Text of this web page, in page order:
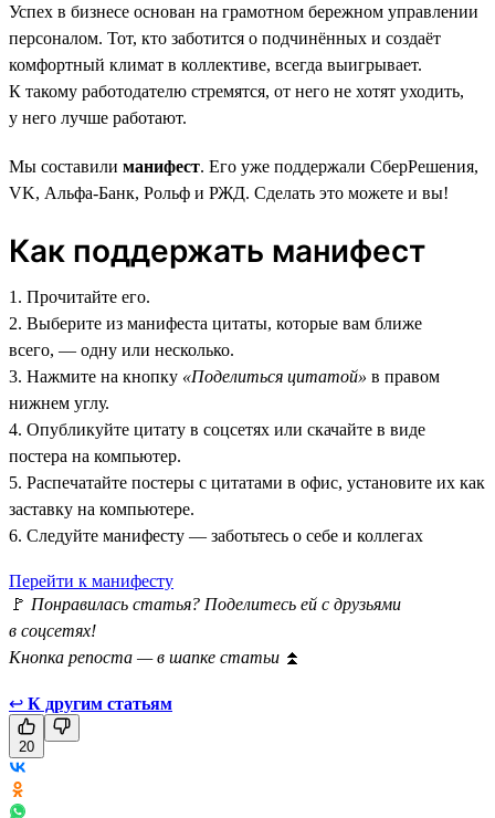
Успех в бизнесе основан на грамотном бережном управлении
персоналом. Тот, кто заботится о подчинённых и создаёт
комфортный климат в коллективе, всегда выигрывает.
К такому работодателю стремятся, от него не хотят уходить,
у него лучше работают.
Мы составили манифест. Его уже поддержали СберРешения,
VK, Альфа-Банк, Рольф и РЖД. Сделать это можете и вы!
Как поддержать манифест
1. Прочитайте его.
2. Выберите из манифеста цитаты, которые вам ближе
всего, — одну или несколько.
3. Нажмите на кнопку «Поделиться цитатой» в правом
нижнем углу.
4. Опубликуйте цитату в соцсетях или скачайте в виде
постера на компьютер.
5. Распечатайте постеры с цитатами в офис, установите их как
заставку на компьютере.
6. Следуйте манифесту — заботьтесь о себе и коллегах
Перейти к манифесту
🚩 Понравилась статья? Поделитесь ей с друзьями
в соцсетях!
Кнопка репоста — в шапке статьи ⏫
↩ К другим статьям
20